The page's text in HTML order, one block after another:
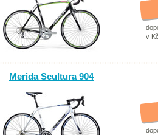
v
Merida Scultura 904